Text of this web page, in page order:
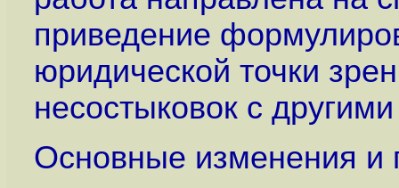
приведение
юридической точки
несостыковок с
Основные изменения и